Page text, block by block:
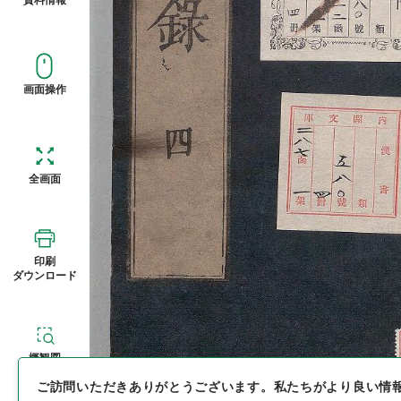
画面操作
全画面
印刷
ダウンロード
概観図
ご訪問いただきありがとうございます。 私たちがより良い情